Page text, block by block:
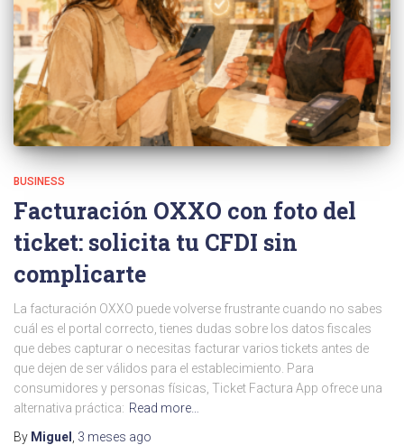
BUSINESS
Facturación OXXO con foto del
ticket: solicita tu CFDI sin
complicarte
La facturación OXXO puede volverse frustrante cuando no sabes
cuál es el portal correcto, tienes dudas sobre los datos fiscales
que debes capturar o necesitas facturar varios tickets antes de
que dejen de ser válidos para el establecimiento. Para
consumidores y personas físicas, Ticket Factura App ofrece una
alternativa práctica: Read more…
By Miguel 3 meses ago